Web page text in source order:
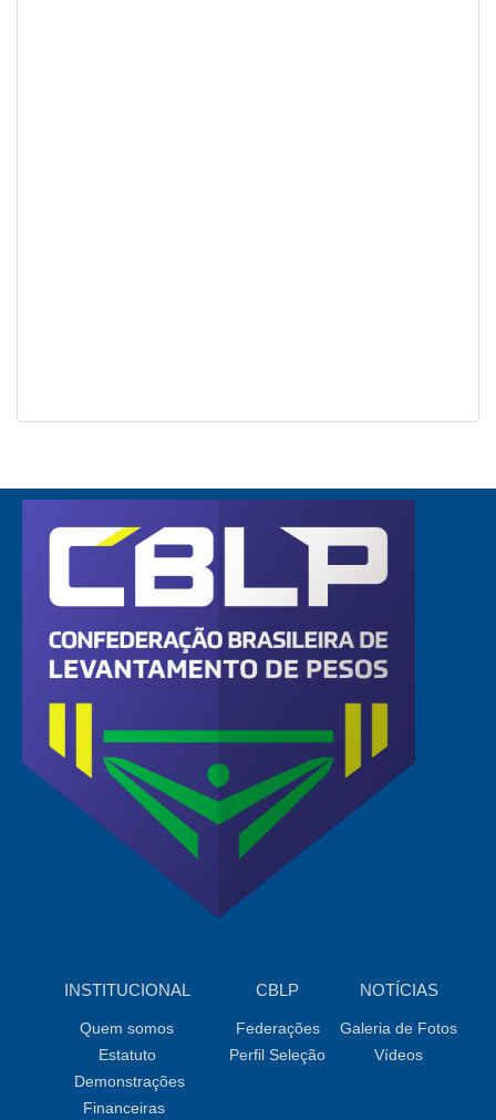
INSTITUCIONAL
Quem somos
Estatuto
Demonstrações
Financeiras
CBLP
Federações
Perfil Seleção
NOTÍCIAS
Galeria de Fotos
Vídeos